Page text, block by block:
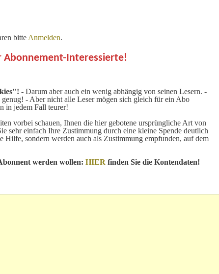
bitte Anmelden.
Interessierte!
- Darum aber auch ein wenig abhängig von seinen Lesern. -
- Aber nicht alle Leser mögen sich gleich für ein Abo
in jedem Fall teurer!
vorbei schauen, Ihnen die hier gebotene ursprüngliche Art von
sehr einfach Ihre Zustimmung durch eine kleine Spende deutlich
Hilfe, sondern werden auch als Zustimmung empfunden, auf dem
werden wollen: HIER finden Sie die Kontendaten!